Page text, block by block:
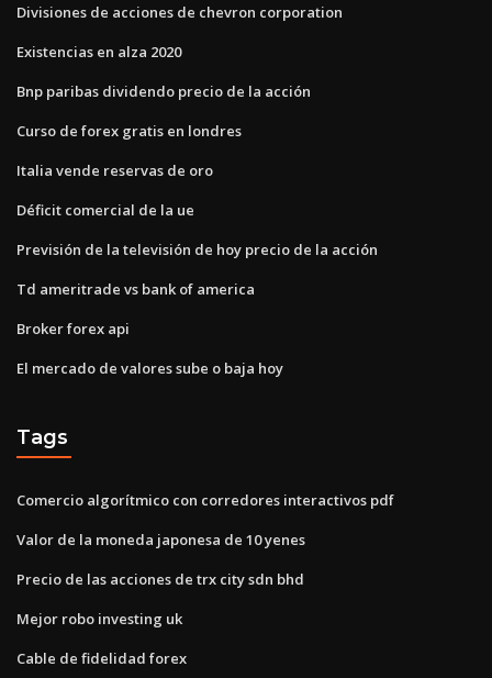
Divisiones de acciones de chevron corporation
Existencias en alza 2020
Bnp paribas dividendo precio de la acción
Curso de forex gratis en londres
Italia vende reservas de oro
Déficit comercial de la ue
Previsión de la televisión de hoy precio de la acción
Td ameritrade vs bank of america
Broker forex api
El mercado de valores sube o baja hoy
Tags
Comercio algorítmico con corredores interactivos pdf
Valor de la moneda japonesa de 10 yenes
Precio de las acciones de trx city sdn bhd
Mejor robo investing uk
Cable de fidelidad forex